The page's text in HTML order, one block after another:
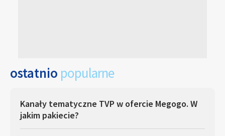
ostatnio popularne
Kanały tematyczne TVP w ofercie Megogo. W
jakim pakiecie?